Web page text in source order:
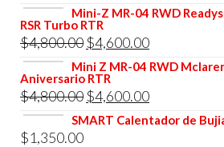
precio
original
era:
$4,800.00.
precio
es:
$4,600.00.
Mini-Z MR-04 RWD
RSR Turbo RTR
$4,800.00 El
precio
original
era:
$4,800.00.
$4,600.00El
precio
es:
$4,600.00.
Mini Z MR-04 RWD
Aniversario RTR
$4,800.00 El
precio
$4,600.00El
precio
SMART Calentador de
$1,350.00